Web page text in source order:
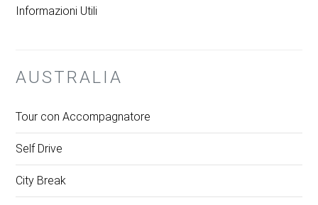
Informazioni Utili
AUSTRALIA
Tour con Accompagnatore
Self Drive
City Break